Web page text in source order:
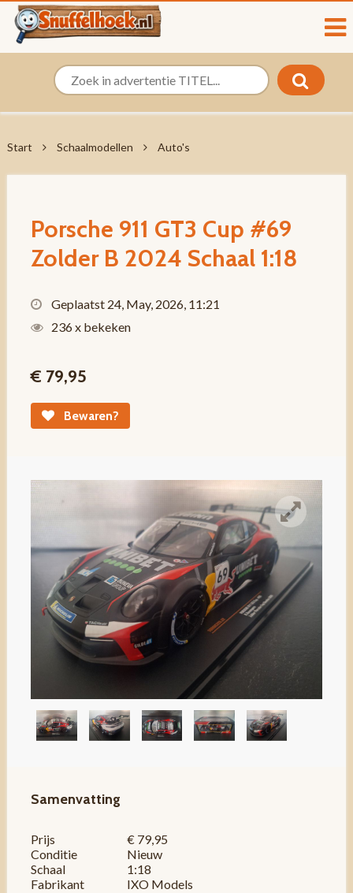
Start Schaalmodellen Auto's
Porsche 911 GT3 Cup #69
Zolder B 2024 Schaal 1:18
Geplaatst 24, May, 2026, 11:21
236 x bekeken
€ 79,95
Bewaren?
Samenvatting
Prijs
€ 79,95
Conditie
Nieuw
Schaal
1:18
Fabrikant
IXO Models